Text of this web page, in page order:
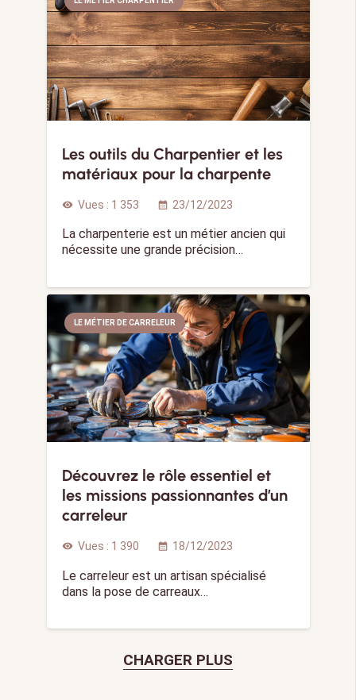
Les outils du Charpentier et les
matériaux pour la charpente
visibility Vues : 1 353 calendar_month 23/12/2023
La charpenterie est un métier ancien qui
nécessite une grande précision…
LE MÉTIER DE CARRELEUR
Découvrez le rôle essentiel et
les missions passionnantes d’un
carreleur
visibility Vues : 1 390 calendar_month 18/12/2023
Le carreleur est un artisan spécialisé
dans la pose de carreaux…
CHARGER PLUS